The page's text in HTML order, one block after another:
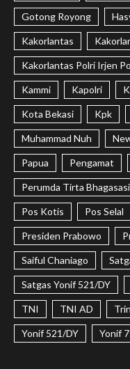
Gotong Royong
Kakorlantas
Kakorlantas Polri Irjen
Kammi Kapolri
Kota Bekasi Kpk
Muhammad Nuh
Papua Pengamat
Perumda Tirta Bhagasasi
Pos Kotis Pos Selal
Presiden Prabowo
Saiful Chaniago
Satgas Yonif 521/DY
TNI TNI AD
Yonif 521/DY Yonif